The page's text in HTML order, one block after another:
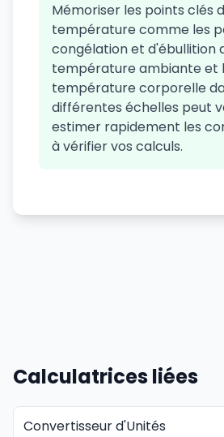
Mémoriser les points clés
température comme les
congélation et d'ébullition
température ambiante et
température corporelle
différentes échelles peut
estimer rapidement les
à vérifier vos calculs.
Calculatrices liées
Convertisseur d'Unités